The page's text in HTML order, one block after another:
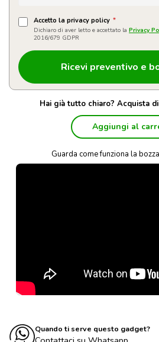
Accetto la privacy policy *
Dichiaro di aver letto e accettato la Privacy
2016/679 GDPR
Hai già tutto chiaro? Acquista
Aggiungi al
Guarda come funziona la
Quando ti serve questo gadget?